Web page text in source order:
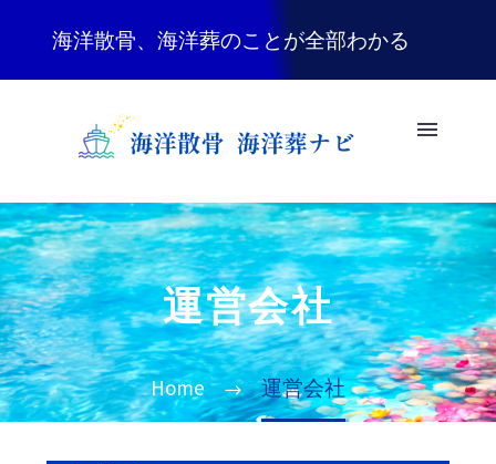
海洋散骨、海洋葬のことが全部わかる
運営会社
Home 運営会社